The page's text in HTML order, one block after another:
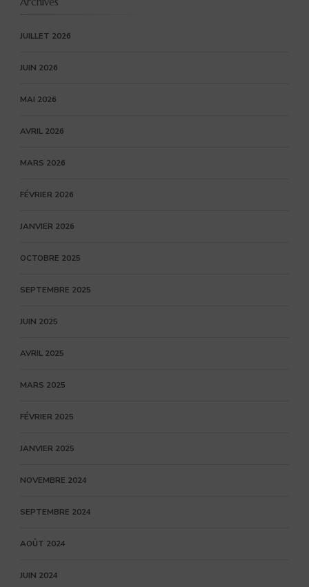
JUILLET 2026
JUIN 2026
MAI 2026
AVRIL 2026
MARS 2026
FÉVRIER 2026
JANVIER 2026
OCTOBRE 2025
SEPTEMBRE 2025
JUIN 2025
AVRIL 2025
MARS 2025
FÉVRIER 2025
JANVIER 2025
NOVEMBRE 2024
SEPTEMBRE 2024
AOÛT 2024
JUIN 2024